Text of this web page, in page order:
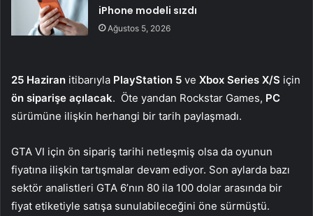
iPhone modeli sızdı
Ağustos 5, 2026
25 Haziran itibarıyla PlayStation 5 ve Xbox Series X/S için
ön siparişe açılacak. Öte yandan Rockstar Games, PC
sürümüne ilişkin herhangi bir tarih paylaşmadı.
GTA VI için ön sipariş tarihi netleşmiş olsa da oyunun
fiyatına ilişkin tartışmalar devam ediyor. Son aylarda bazı
sektör analistleri GTA 6’nın 80 ila 100 dolar arasında bir
fiyat etiketiyle satışa sunulabileceğini öne sürmüştü.